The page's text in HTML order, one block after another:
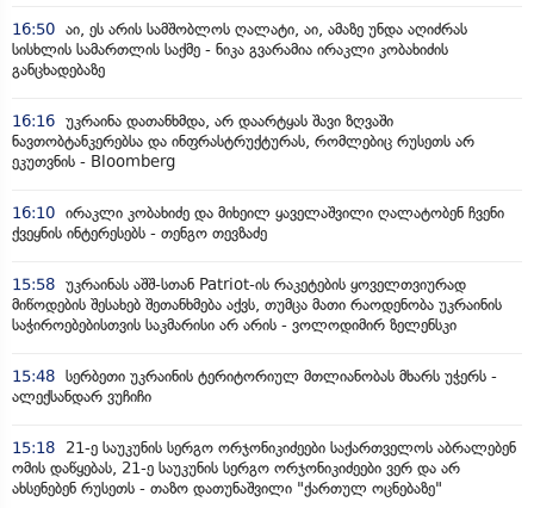
16:50 აი, ეს არის სამშობლოს ღალატი, აი, ამაზე უნდა აღიძრას
სისხლის სამართლის საქმე - ნიკა გვარამია ირაკლი კობახიძის
განცხადებაზე
16:16 უკრაინა დათანხმდა, არ დაარტყას შავი ზღვაში
ნავთობტანკერებსა და ინფრასტრუქტურას, რომლებიც რუსეთს არ
ეკუთვნის - Bloomberg
16:10 ირაკლი კობახიძე და მიხეილ ყაველაშვილი ღალატობენ ჩვენი
ქვეყნის ინტერესებს - თენგო თევზაძე
15:58 უკრაინას აშშ-სთან Patriot-ის რაკეტების ყოველთვიურად
მიწოდების შესახებ შეთანხმება აქვს, თუმცა მათი რაოდენობა უკრაინის
საჭიროებებისთვის საკმარისი არ არის - ვოლოდიმირ ზელენსკი
15:48 სერბეთი უკრაინის ტერიტორიულ მთლიანობას მხარს უჭერს -
ალექსანდარ ვუჩიჩი
15:18
21-ე საუკუნის სერგო ორჯონიკიძეები საქართველოს აბრალებენ
ომის დაწყებას, 21-ე საუკუნის სერგო ორჯონიკიძეები ვერ და არ
ახსენებენ რუსეთს - თაზო დათუნაშვილი "ქართულ ოცნებაზე"